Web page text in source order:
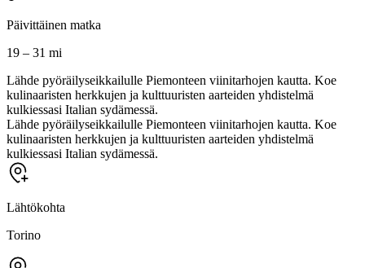
Päivittäinen matka
19 – 31 mi
Lähde pyöräilyseikkailulle Piemonteen viinitarhojen kautta. Koe
kulinaaristen herkkujen ja kulttuuristen aarteiden yhdistelmä
kulkiessasi Italian sydämessä.
Lähde pyöräilyseikkailulle Piemonteen viinitarhojen kautta. Koe
kulinaaristen herkkujen ja kulttuuristen aarteiden yhdistelmä
kulkiessasi Italian sydämessä.
Lähtökohta
Torino